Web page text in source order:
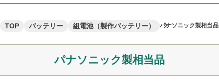
TOP バッテリー 組電池（製作バッテリー） パナソニック製相当品
パナソニック製相当品